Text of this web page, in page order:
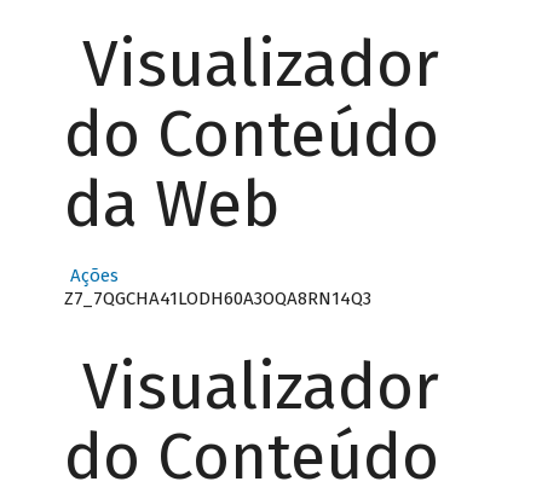
Visualizador
do Conteúdo
da Web
Ações
Z7_7QGCHA41LODH60A3OQA8RN14Q3
Visualizador
do Conteúdo